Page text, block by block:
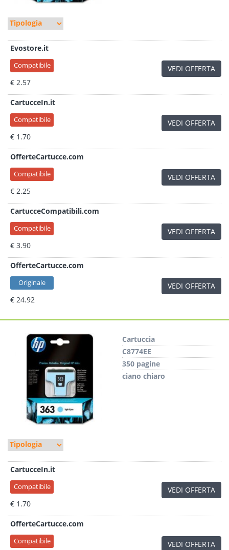
Evostore.it
Compatibile
€ 2.57
VEDI OFFERTA
CartucceIn.it
Compatibile
€ 1.70
VEDI OFFERTA
OfferteCartucce.com
Compatibile
€ 2.25
VEDI OFFERTA
CartucceCompatibili.com
Compatibile
€ 3.90
VEDI OFFERTA
OfferteCartucce.com
Originale
€ 24.92
VEDI OFFERTA
Cartuccia
C8774EE
350 pagine
ciano chiaro
CartucceIn.it
Compatibile
€ 1.70
VEDI OFFERTA
OfferteCartucce.com
Compatibile VEDI OFFERTA